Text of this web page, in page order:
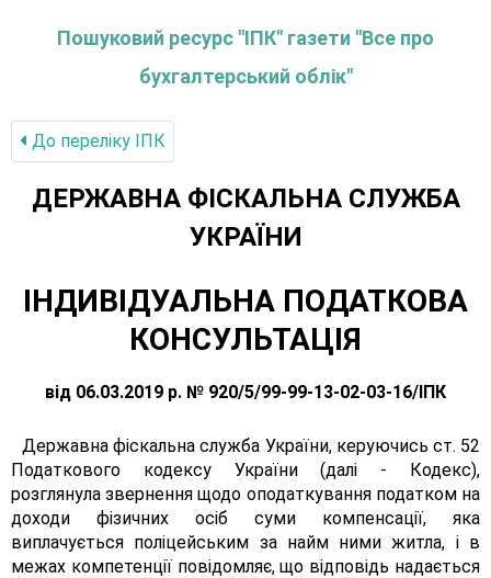
Пошуковий ресурс "ІПК" газети "Все про
бухгалтерський облік"
До переліку IПК
ДЕРЖАВНА ФІСКАЛЬНА СЛУЖБА
УКРАЇНИ
ІНДИВІДУАЛЬНА ПОДАТКОВА
КОНСУЛЬТАЦІЯ
від 06.03.2019 р. № 920/5/99-99-13-02-03-16/ІПК
Державна фіскальна служба України, керуючись ст. 52
Податкового кодексу України (далі - Кодекс),
розглянула звернення щодо оподаткування податком на
доходи фізичних осіб суми компенсації, яка
виплачується поліцейським за найм ними житла, і в
межах компетенції повідомляє, що відповідь надається